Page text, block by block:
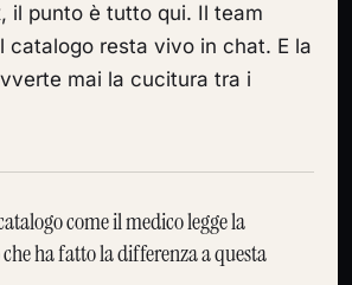
il punto è tutto qui. Il team
catalogo resta vivo in chat. E la
mai la cucitura tra i
come il medico legge la
ha fatto la differenza a questa